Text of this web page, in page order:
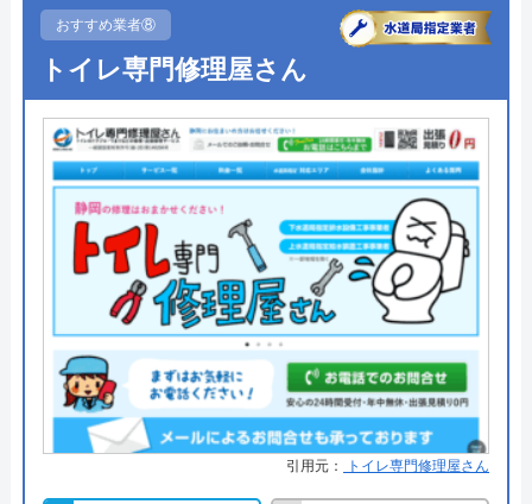
公式サイトを見る
広島水道センターの基本情報
運営会社 株式会社上下水道センター
代表者 蔦本幹夫
創業・設立 2003年
〒733-0812
広島県広島市西区己斐本町2-16-10
対応エリア 広島県内
広島水道センターのクチコミ on
●定休日
●出張見積もり 出張見積もり無料
●支払い方法 現金、クレジットカード
●累計実績 修理実績119万件
●保証・保険
詳細は公式HPでご確認ください
水110番がおすすめの理由
水110番を運営しているサイトの累計の問い合わせ
数が398万件と、非常に多くの人から頼りにされて
いる業者です。水回りに限らず約150品目のお家の
トラブルに対応しておりますので、お住まいのトラ
おすすめ業者⑧
トイレ専門修理屋さん
引用元： トイレ専門修理屋さん